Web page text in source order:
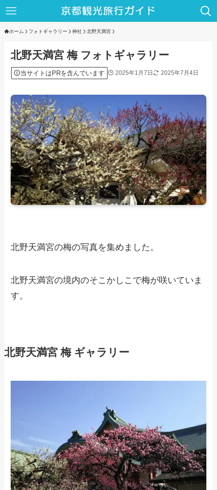
ホーム フォトギャラリー 神社 北野天満宮
北野天満宮 梅 フォトギャラリー
当サイトはPRを含んでいます 2025年1月7日 2025年7月4日
北野天満宮の梅の写真を集めました。
北野天満宮の境内のそこかしこで梅が咲いていま
す。
北野天満宮 梅 ギャラリー